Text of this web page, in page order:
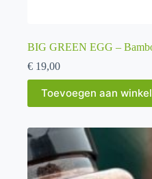
BIG GREEN EGG –
€ 19,00
Toevoegen aan